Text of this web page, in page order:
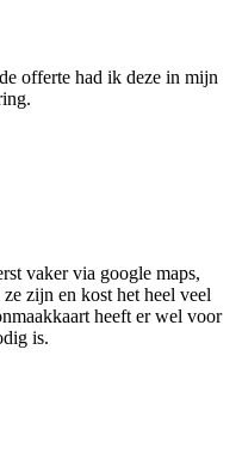
offerte had ik deze in mijn
vaker via google maps,
zijn en kost het heel veel
heeft er wel voor
is.